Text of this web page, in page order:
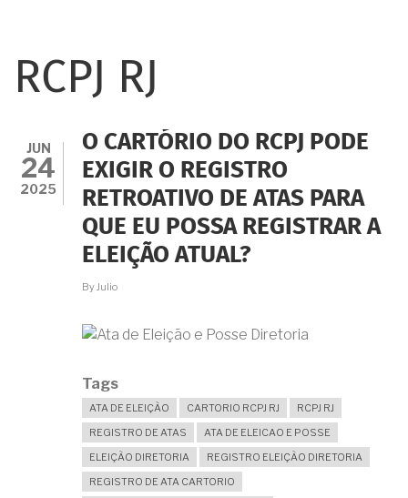
RCPJ RJ
JUN
24
2025
O CARTÓRIO DO RCPJ PODE
EXIGIR O REGISTRO
RETROATIVO DE ATAS PARA
QUE EU POSSA REGISTRAR A
ELEIÇÃO ATUAL?
By Julio
Tags
ATA DE ELEIÇÃO CARTORIO RCPJ RJ
RCPJ RJ
REGISTRO DE ATAS
ATA DE ELEICAO E POSSE
ELEIÇÃO DIRETORIA
REGISTRO ELEIÇÃO DIRETORIA
REGISTRO DE ATA CARTORIO